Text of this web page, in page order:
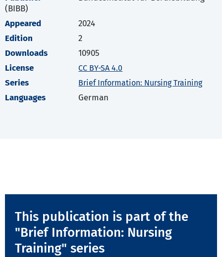
(BIBB)
Appeared
2024
Edition
2
Downloads
10905
License
CC BY-SA 4.0
Series Brief Information: Nursing Training
Languages German
This publication is part of the
"Brief Information: Nursing
Training" series